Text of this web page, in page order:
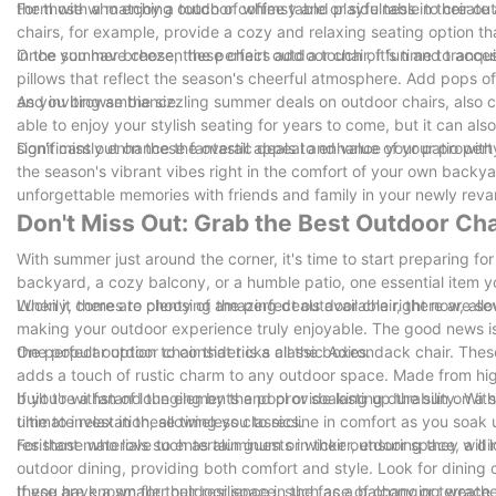
them with a matching outdoor coffee table or side table to create
For those who enjoy a touch of whimsy and playfulness in their
chairs, for example, provide a cozy and relaxing seating option
in the summer breeze, these chairs add a touch of fun and
Once you have chosen the perfect outdoor chair, it's time to
pillows that reflect the season's cheerful atmosphere. Add pops
and inviting ambiance.
As you browse the sizzling summer deals on outdoor chairs,
able to enjoy your stylish seating for years to come, but it can
significantly enhance the overall appeal and value of your
Don't miss out on these fantastic deals to enhance your patio
the season's vibrant vibes right in the comfort of your own
unforgettable memories with friends and family in your newly
Don't Miss Out: Grab the Best Outdoor
With summer just around the corner, it's time to start preparing
backyard, a cozy balcony, or a humble patio, one essential item
Luckily, there are plenty of amazing deals available right now,
When it comes to choosing the perfect outdoor chair, there are
making your outdoor experience truly enjoyable. The good
the perfect outdoor chair that ticks all the boxes.
One popular option to consider is a classic Adirondack chair.
adds a touch of rustic charm to any outdoor space. Made from
built to withstand the elements and provide lasting durability.
time to invest in these timeless classics.
If you're a fan of lounging by the pool or soaking up the sun on
ultimate relaxation, allowing you to recline in comfort as you
resistant materials such as aluminum or wicker, ensuring they
For those who love to entertain guests in their outdoor space, a
outdoor dining, providing both comfort and style. Look for dining
these are known for their resilience in the face of changing
If you have a smaller outdoor space, such as a balcony or